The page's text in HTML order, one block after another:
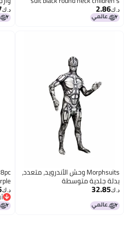
suit letter printing ripped jeans suit
black 120cm
د.ك‏2.86 د.ك‏
Morphsuits وحش الأندرويد، متعدد،
بدلة جلدية متوسطة
د.ك‏32.85 د.ك‏